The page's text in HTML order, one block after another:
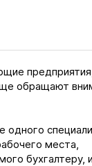
обращают
места,
бухгалтеру,